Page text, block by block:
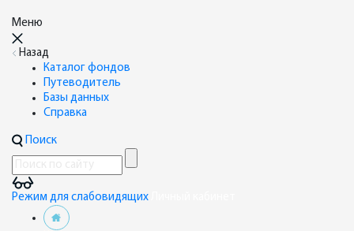
Меню
Назад
Каталог фондов
Путеводитель
Базы данных
Справка
Поиск
Режим для слабовидящих